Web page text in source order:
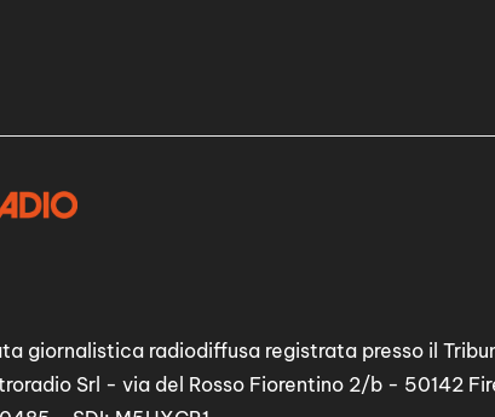
giornalistica radiodiffusa registrata presso il
Srl - via del Rosso Fiorentino 2/b - 50142